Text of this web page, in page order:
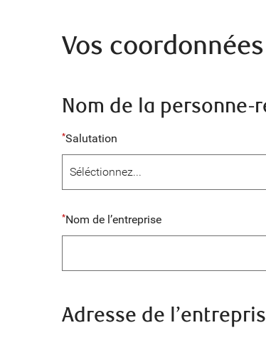
Vos coordonnées
Nom de la personne-
Salutation
Nom de l’entreprise
Adresse de